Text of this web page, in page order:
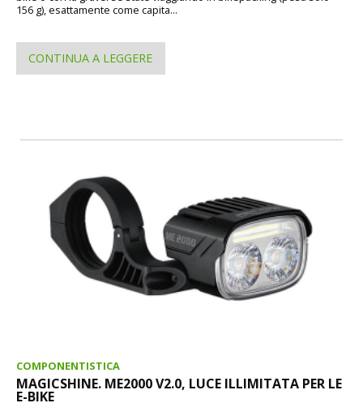
156 g), esattamente come capita...
CONTINUA A LEGGERE
COMPONENTISTICA
MAGICSHINE. ME2000 V2.0, LUCE ILLIMITATA PER LE
E-BIKE